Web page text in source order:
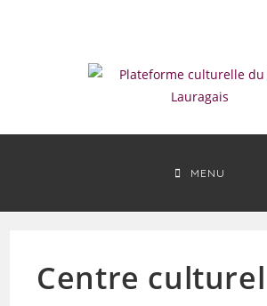
MENU
Centre